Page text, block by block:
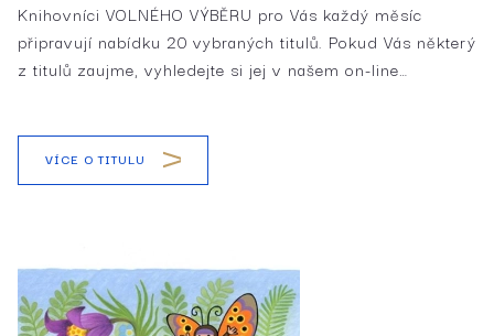
Knihovníci VOLNÉHO VÝBĚRU pro Vás každý měsíc
připravují nabídku 20 vybraných titulů. Pokud Vás některý
z titulů zaujme, vyhledejte si jej v našem on-line…
VÍCE O TITULU